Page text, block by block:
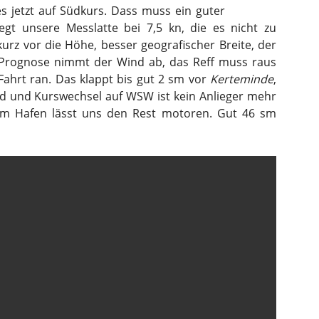
jetzt auf Südkurs. Dass muss ein guter
unsere Messlatte bei 7,5 kn, die es nicht zu
vor die Höhe, besser geografischer Breite, der
nimmt der Wind ab, das Reff muss raus
ran. Das klappt bis gut 2 sm vor Kerteminde,
Kurswechsel auf WSW ist kein Anlieger mehr
Hafen lässt uns den Rest motoren. Gut 46 sm